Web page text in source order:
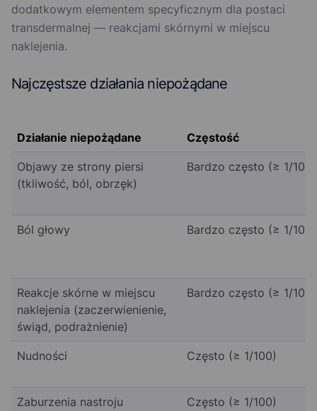
dodatkowym elementem specyficznym dla postaci
transdermalnej — reakcjami skórnymi w miejscu
naklejenia.
Najczęstsze działania niepożądane
Działanie niepożądane Częstość
Objawy ze strony piersi
(tkliwość, ból, obrzęk)
Bardzo często (≥ 1/10)
Ból głowy Bardzo często (≥ 1/10)
Reakcje skórne w miejscu
naklejenia (zaczerwienienie,
świąd, podrażnienie)
Bardzo często (≥ 1/10)
Nudności Często (≥ 1/100)
Zaburzenia nastroju
Często (≥ 1/100)